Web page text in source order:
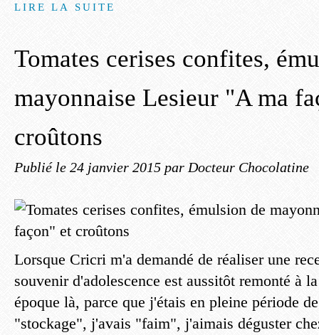
LIRE LA SUITE
Tomates cerises confites,
mayonnaise Lesieur "A ma
croûtons
Publié le 24 janvier 2015 par Docteur Chocolatine
Lorsque Cricri m'a demandé de réaliser une
souvenir d'adolescence est aussitôt remonté à
époque là, parce que j'étais en pleine période
"stockage", j'avais "faim", j'aimais déguster